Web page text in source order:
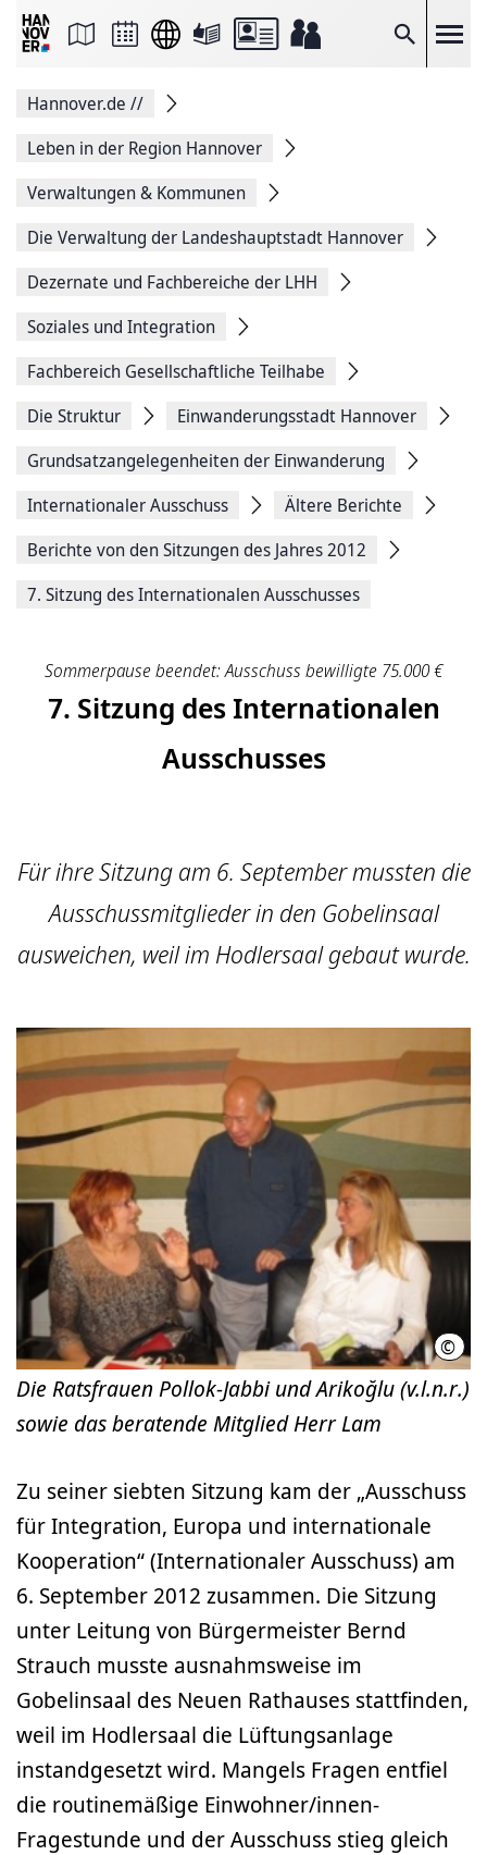
Suche
Seite
Facebook
teilen
Seitenlink
Seite
Hannover.de //
Leben in der Region Hannover
Verwaltungen & Kommunen
Die Verwaltung der Landeshauptstadt Hannover
Dezernate und Fachbereiche der LHH
Soziales und Integration
Fachbereich Gesellschaftliche Teilhabe
Die Struktur
Einwanderungsstadt Hannover
Grundsatzangelegenheiten der Einwanderung
Internationaler Ausschuss
Ältere Berichte
Berichte von den Sitzungen des Jahres 2012
7. Sitzung des Internationalen Ausschusses
Sommerpause beendet: Ausschuss bewilligte 75.000 €
7. Sitzung des Internationalen
Ausschusses
Für ihre Sitzung am 6. September mussten die
Ausschussmitglieder in den Gobelinsaal
ausweichen, weil im Hodlersaal gebaut wurde.
© LHH
Die Ratsfrauen Pollok-Jabbi und Arikoğlu (v.l.n.r.)
sowie das beratende Mitglied Herr Lam
Zu seiner siebten Sitzung kam der „Ausschuss
für Integration, Europa und internationale
Kooperation“ (Internationaler Ausschuss) am
6. September 2012 zusammen. Die Sitzung
unter Leitung von Bürgermeister Bernd
Strauch musste ausnahmsweise im
Gobelinsaal des Neuen Rathauses stattfinden,
weil im Hodlersaal die Lüftungsanlage
instandgesetzt wird. Mangels Fragen entfiel
die routinemäßige Einwohner/innen-
Fragestunde und der Ausschuss stieg gleich